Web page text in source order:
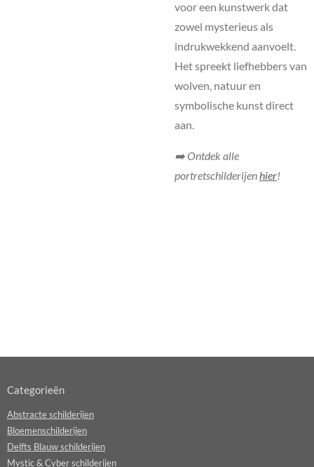
voor een kunstwerk dat
zowel mysterieus als
indrukwekkend aanvoelt.
Het spreekt liefhebbers van
wolven, natuur en
symbolische kunst direct
aan.
➡️ Ontdek alle
portretschilderijenhier!
Categorieën
Abstracte schilderijen
Bloemenschilderijen
Delfts Blauw schilderijen
Mystic & Cyber schilderijen